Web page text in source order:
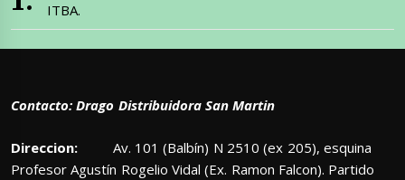
ITBA.
Contacto: Drago Distribuidora San Martin
Direccion: Av. 101 (Balbín) N 2510 (ex 205), esquina
Profesor Agustín Rogelio Vidal (Ex. Ramon Falcon). Partido